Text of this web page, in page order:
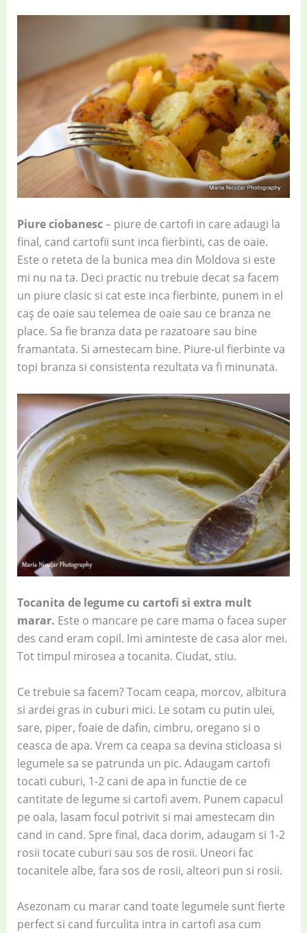
Piure ciobanesc– piure de cartofi in care adaugi la
final, cand cartofii sunt inca fierbinti, cas de oaie.
Este o reteta de la bunica mea din Moldova si este
mi nu na ta. Deci practic nu trebuie decat sa facem
un piure clasic si cat este inca fierbinte, punem in el
caș de oaie sau telemea de oaie sau ce branza ne
place. Sa fie branza data pe razatoare sau bine
framantata. Si amestecam bine. Piure-ul fierbinte va
topi branza si consistenta rezultata va fi minunata.
Tocanita de legume cu cartofi si extra mult
marar. Este o mancare pe care mama o facea super
des cand eram copil. Imi aminteste de casa alor mei.
Tot timpul mirosea a tocanita. Ciudat, stiu.
Ce trebuie sa facem? Tocam ceapa, morcov, albitura
si ardei gras in cuburi mici. Le sotam cu putin ulei,
sare, piper, foaie de dafin, cimbru, oregano si o
ceasca de apa. Vrem ca ceapa sa devina sticloasa si
legumele sa se patrunda un pic. Adaugam cartofi
tocati cuburi, 1-2 cani de apa in functie de ce
cantitate de legume si cartofi avem. Punem capacul
pe oala, lasam focul potrivit si mai amestecam din
cand in cand. Spre final, daca dorim, adaugam si 1-2
rosii tocate cuburi sau sos de rosii. Uneori fac
tocanitele albe, fara sos de rosii, alteori pun si rosii.
Asezonam cu marar cand toate legumele sunt fierte
perfect si cand furculita intra in cartofi asa cum